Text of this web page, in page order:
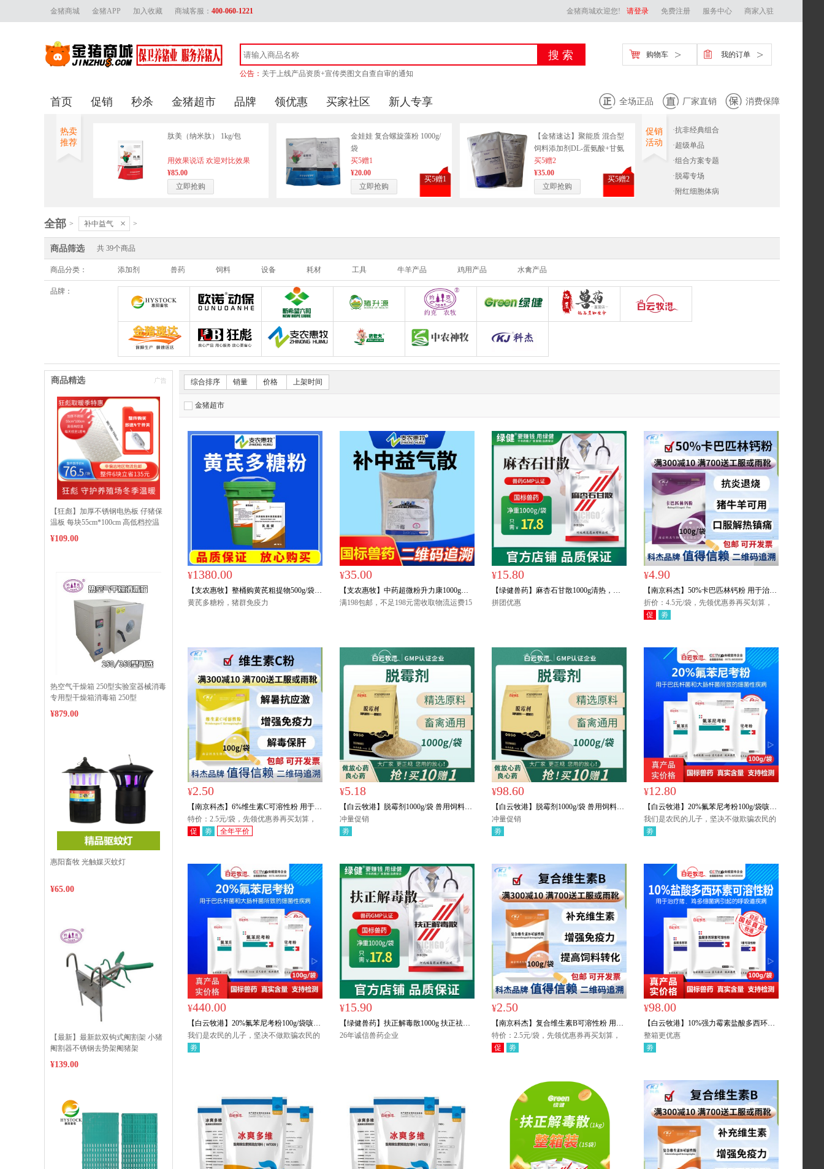
金猪商城 金猪APP 加入收藏 商城客服： 400-060-1221 金猪商城欢迎您! 请登录 免费注册 服务中心 商家入驻
公告： 关于上线产品资质+宣传类图文自查自审的通知
金猪商城上线产品审核的通知 附新广告法「1 - 29禁」
购物车 > 我的订单 >
首页 促销 秒杀 金猪超市 品牌 领优惠 买家社区 新人专享 全场正品 厂家直销 消费保障
热卖
推荐
肽美（纳米肽） 1kg/包
用效果说话 欢迎对比效果
¥85.00
立即抢购
金娃娃 复合螺旋藻粉 1000g/
袋
买5赠1
¥20.00
立即抢购
买5赠1
【金猪速达】聚能质 混合型
饲料添加剂DL-蛋氨酸+甘氨
酸(II型) 500g/袋
买5赠2
¥35.00
立即抢购
买5赠2
促销
活动
·抗非经典组合
·超级单品
·组合方案专题
· 脱霉专场
· 附红细胞体病
全部 > 补中益气 × >
商品筛选 共 39个商品
商品分类： 添加剂 兽药 饲料 设备 耗材 工具 牛羊产品 鸡用产品 水禽产品
品牌：
郑州惠阳畜牧科技有限公司欧诺动保旗舰店 新希望六和 猪升源畜牧养殖器械旗舰店约克农牧养殖器械旗舰店绿健兽药金猪商城旗舰店品质兽药直营店
金猪速达体验店 狂彪畜牧设备耗材金猪旗舰店支农惠牧品牌店 湖北博大生物股份有限公司——猪老大旗舰店
中农神牧官方旗舰店
综合排序 销量 价格 上架时间
金猪超市
¥1380.00
【支农惠牧】整桶购黄芪粗提物500g/袋
*20袋/桶≥70%黄芪多糖粉饲料添加剂僵猪
黄芪多糖粉，猪群免疫力
¥35.00
【支农惠牧】中药超微粉升力康1000g补
中益气散补益补气仔猪保健产后母猪营养
满198包邮，不足198元需收取物流运费15
¥15.80
【绿健兽药】麻杏石甘散1000g清热，宜
肺，平喘肺热咳喘，烦躁不安，咳嗽气
拼团优惠
特价
¥4.90
【南京科杰】50%卡巴匹林钙粉 用于治疗
畜、禽感冒发烧，解热镇痛和抗炎作用。
折价：4.5元/袋，先领优惠券再买划算，
每满700元赠送:T恤/大褂/含绒工服/雨靴/保
促 劵
特价
¥2.50
【南京科杰】6%维生素C可溶性粉 用于
畜、禽防暑、降温、抗应激、维生素C缺
乏。
特价：2.5元/袋，先领优惠券再买划算，
每满700元赠送:T恤/大褂/含绒工服/雨靴/保
促 劵 全年平价
¥5.18
【白云牧港】脱霉剂1000g/袋 兽用饲料添
加剂
冲量促销
劵
¥98.60
【白云牧港】脱霉剂1000g/袋 兽用饲料添
加剂
冲量促销
劵
¥12.80
【白云牧港】20%氟苯尼考粉100g/袋咳嗽
气喘防控呼吸道 广谱抗菌 畜禽通用
我们是农民的儿子，坚决不做欺骗农民的
事情，做良心药，放心药
劵
¥440.00
【白云牧港】20%氟苯尼考粉100g/袋咳嗽
气喘防控呼吸道 广谱抗菌 畜禽通用
我们是农民的儿子，坚决不做欺骗农民的
事情，做良心药，放心药
劵
¥15.90
【绿健兽药】扶正解毒散1000g 扶正祛邪
保肝护肾 排毒解毒
26年诚信兽药企业
特价
¥2.50
【南京科杰】复合维生素B可溶性粉 用于
补充维生素、增强免疫力，增强饲料转化
率。
特价：2.5元/袋，先领优惠券再买划算，
每满700元赠送:T恤/大褂/含绒工服/雨靴/保
促 劵
¥98.00
【白云牧港】10%强力霉素盐酸多西环素
可溶性粉100g/袋*10袋/kg
整箱更优惠
劵
特价
商品精选
【狂彪】加厚不锈钢电热板 仔猪保
温板 每块55cm*100cm 高低档控温
35-65℃ 低至每天1度电 整件6块发货
¥109.00
热空气干燥箱 250型实验室器械消毒
专用型干燥箱消毒箱 250型
¥879.00
惠阳畜牧 光触媒灭蚊灯
¥65.00
【最新】最新款双钩式阉割架 小猪
阉割器不锈钢去势架阉猪架
¥139.00